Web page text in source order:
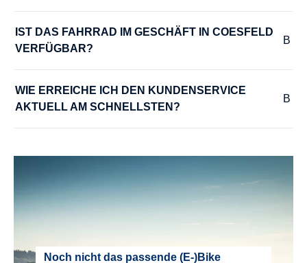
LADEGERÄT :
Bosch Compact Ladegerät 2A
LAUFRADSATZ :
Pegasus DDM-22
LENKER :
MODELLJAHR :
MOTOR :
IST DAS FAHRRAD IM GESCHÄFT IN COESFELD
VERFÜGBAR?
WIE ERREICHE ICH DEN KUNDENSERVICE
AKTUELL AM SCHNELLSTEN?
Noch nicht das passende (E-)Bike